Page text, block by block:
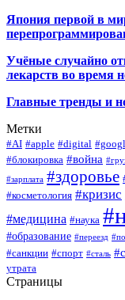
Япония первой в
Учёные случайно
лекарств во время
Главные тренды и
Метки
#AI #apple #digital
#блокировка #война
#зарплата #здоровье
#косметология #кризис
#медицина #наука
#образование #переезд
#санкции #спорт #сталь
утрата
Страницы